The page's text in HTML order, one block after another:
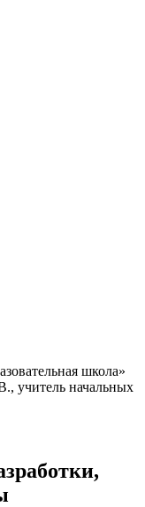
школа»
учитель начальных